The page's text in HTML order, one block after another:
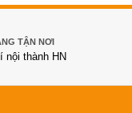
TẬN NƠI
nội thành HN